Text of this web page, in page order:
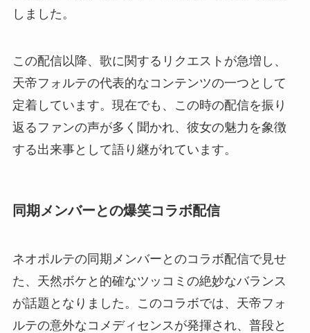
しました。
この配信以降、歌に関するリクエストが急増し、
天帝フォルテの代表的なコンテンツの一つとして
定着しています。現在でも、この時の配信を振り
返るファンの声が多く聞かれ、彼女の魅力を象徴
する出来事として語り継がれています。
同期メンバーとの爆笑コラボ配信
ネオポルテの同期メンバーとのコラボ配信で見せ
た、天然ボケと的確なツッコミの絶妙なバランス
が話題となりました。このコラボでは、天帝フォ
ルテの意外なコメディセンスが発揮され、普段と